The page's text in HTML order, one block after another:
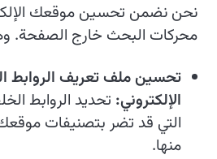
نحن نضمن تحسين موقعك
محركات البحث خارج الصفحة.
تحسين ملف تعريف الروابط
الإلكتروني: تحديد الروابط
التي قد تضر بتصنيفات موقعك
منها.